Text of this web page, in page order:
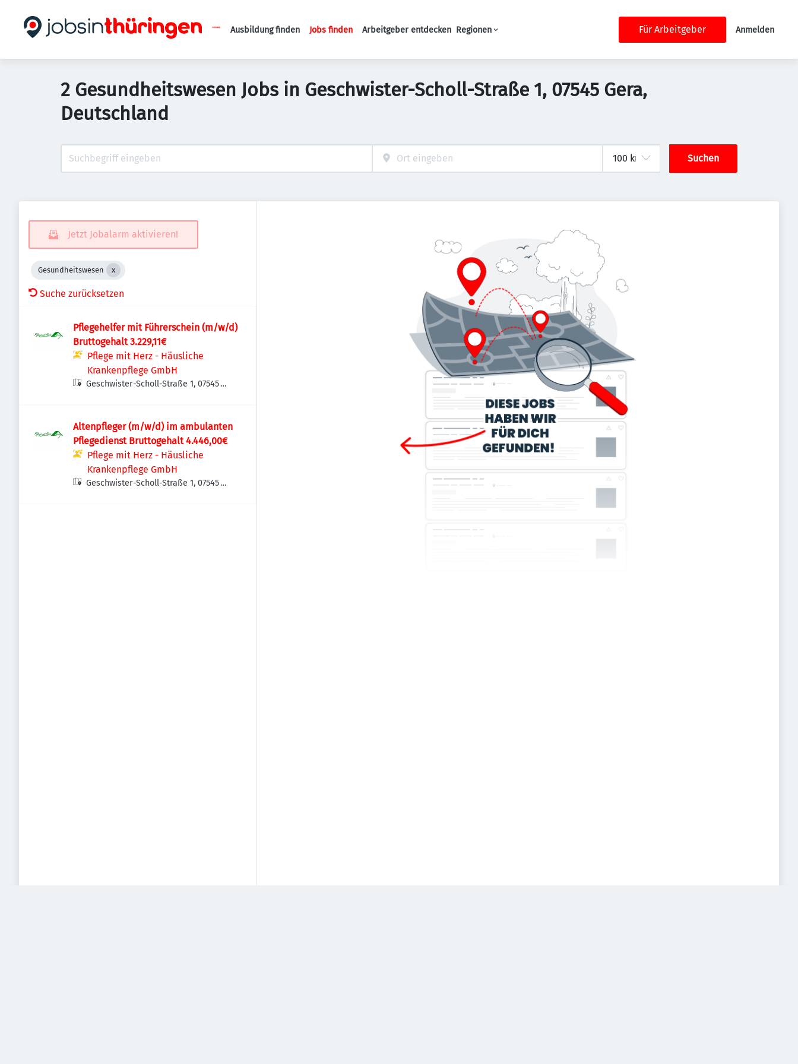
Haupt-Navigation
Ausbildung finden Jobs finden Arbeitgeber entdecken Regionen Für Arbeitgeber Anmelden
2 Gesundheitswesen Jobs in Geschwister-Scholl-Straße 1, 07545 Gera,
Deutschland
Suchen
Jetzt Jobalarm aktivieren!
Gesundheitswesen
Suche zurücksetzen
Pflegehelfer mit Führerschein (m/w/d)
Bruttogehalt 3.229,11€
Pflege mit Herz - Häusliche
Krankenpflege GmbH
Geschwister-Scholl-Straße 1, 07545
Altenpfleger (m/w/d) im ambulanten
Pflegedienst Bruttogehalt 4.446,00€
Pflege mit Herz - Häusliche
Krankenpflege GmbH
Geschwister-Scholl-Straße 1, 07545